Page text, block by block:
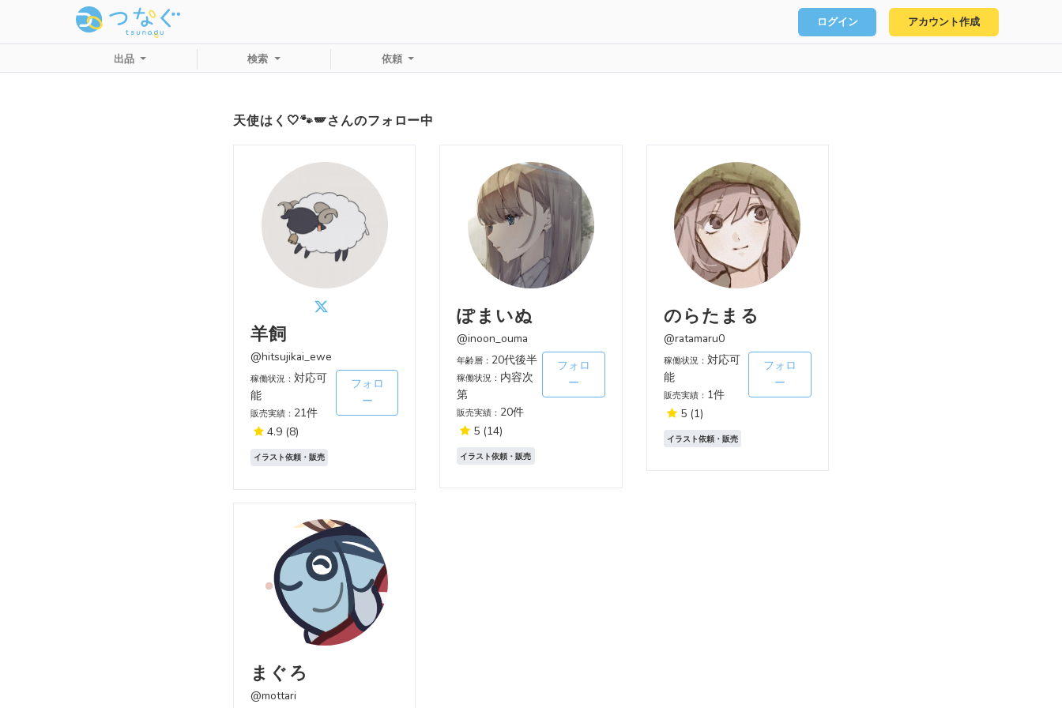
ログイン アカウント作成
出品 検索 依頼
天使はく‎🤍🐾🪽さんのフォロー中
羊飼
@hitsujikai_ewe
稼働状況： 対応可
能
販売実績： 21件
4.9 (8)
フォロ
ー
イラスト依頼・販売
ぽまいぬ
@inoon_ouma
年齢層： 20代後半
稼働状況： 内容次
第
販売実績： 20件
5 (14)
フォロ
ー
イラスト依頼・販売
のらたまる
@ratamaru0
稼働状況： 対応可
能
販売実績： 1件
5 (1)
フォロ
ー
イラスト依頼・販売
まぐろ
@mottari